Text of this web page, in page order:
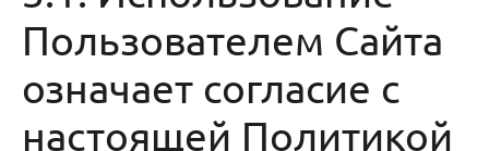
Пользователем Сайта
означает согласие с
настоящей Политикой